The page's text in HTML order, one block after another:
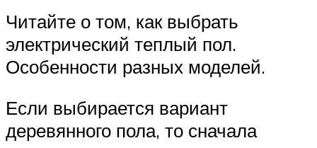
Читайте о том, как выбрать
электрический теплый пол.
Особенности разных моделей.
Если выбирается вариант
деревянного пола, то сначала